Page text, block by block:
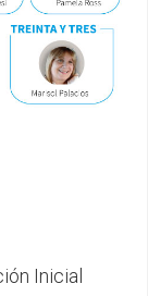
Inicial